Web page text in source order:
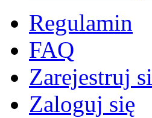
Regulamin
FAQ
Zarejestruj
Zaloguj się